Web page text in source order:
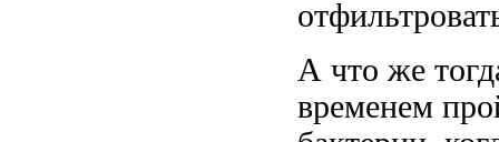
А что же
временем